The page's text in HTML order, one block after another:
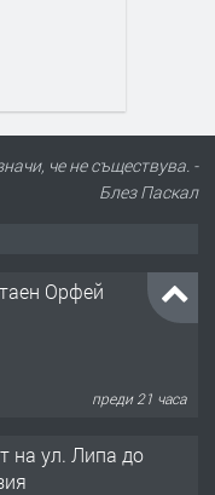
че не съществува. -
Блез Паскал
Орфей
преди 21 часа
на ул. Липа до